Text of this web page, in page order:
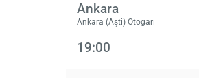
Ankara
Ankara (Aşti) Otogarı
19:00